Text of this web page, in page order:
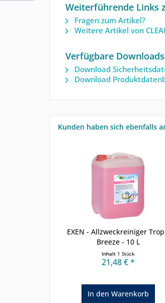
Weiterführende Links
Fragen zum Artikel?
Weitere Artikel von
Verfügbare
Download
Download
Kunden haben sich ebenfalls
EXEN - Allzweckreiniger
Breeze - 10 L
Inhalt 1 Stück
21,48 € *
In den Warenkorb